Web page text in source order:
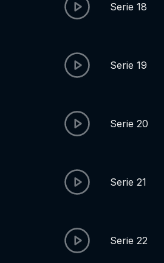
Serie 18
Serie 19
Serie 20
Serie 21
Serie 22